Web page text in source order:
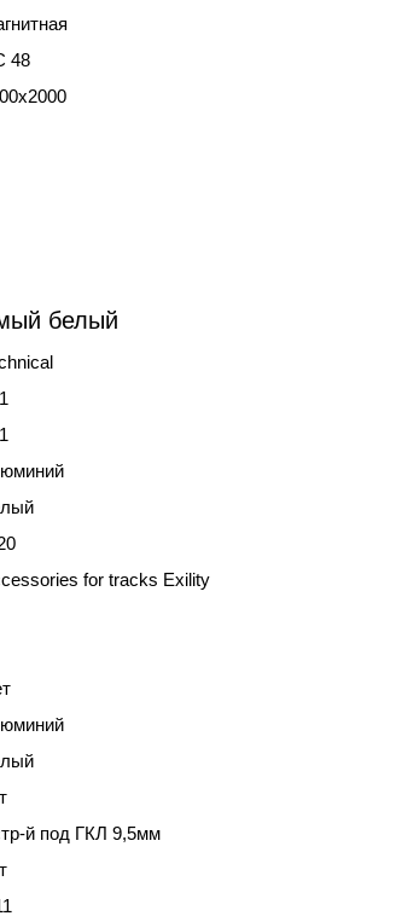
48
белый
for tracks Exility
й под ГКЛ 9,5мм